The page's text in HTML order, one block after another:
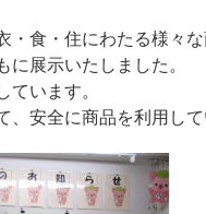
食・住にわたる様々
展示いたしました。
ています。
安全に商品を利用し